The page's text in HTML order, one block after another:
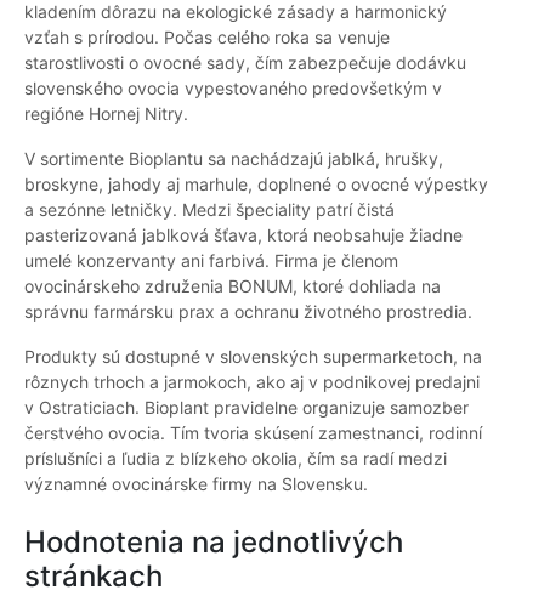
kladením dôrazu na ekologické zásady a harmonický
vzťah s prírodou. Počas celého roka sa venuje
starostlivosti o ovocné sady, čím zabezpečuje dodávku
slovenského ovocia vypestovaného predovšetkým v
regióne Hornej Nitry.
V sortimente Bioplantu sa nachádzajú jablká, hrušky,
broskyne, jahody aj marhule, doplnené o ovocné výpestky
a sezónne letničky. Medzi špeciality patrí čistá
pasterizovaná jablková šťava, ktorá neobsahuje žiadne
umelé konzervanty ani farbivá. Firma je členom
ovocinárskeho združenia BONUM, ktoré dohliada na
správnu farmársku prax a ochranu životného prostredia.
Produkty sú dostupné v slovenských supermarketoch, na
rôznych trhoch a jarmokoch, ako aj v podnikovej predajni
v Ostraticiach. Bioplant pravidelne organizuje samozber
čerstvého ovocia. Tím tvoria skúsení zamestnanci, rodinní
príslušníci a ľudia z blízkeho okolia, čím sa radí medzi
významné ovocinárske firmy na Slovensku.
Hodnotenia na jednotlivých
stránkach